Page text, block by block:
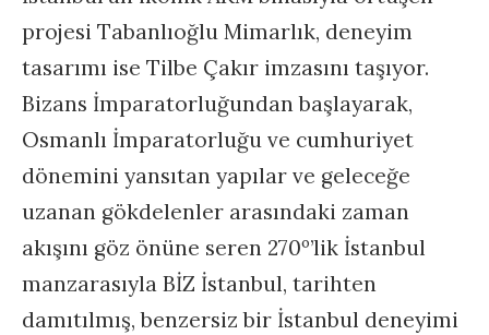
projesi Tabanlıoğlu Mimarlık, deneyim
tasarımı ise Tilbe Çakır imzasını taşıyor.
Bizans İmparatorluğundan başlayarak,
Osmanlı İmparatorluğu ve cumhuriyet
dönemini yansıtan yapılar ve geleceğe
uzanan gökdelenler arasındaki zaman
akışını göz önüne seren 270º’lik İstanbul
manzarasıyla BİZ İstanbul, tarihten
damıtılmış, benzersiz bir İstanbul deneyimi